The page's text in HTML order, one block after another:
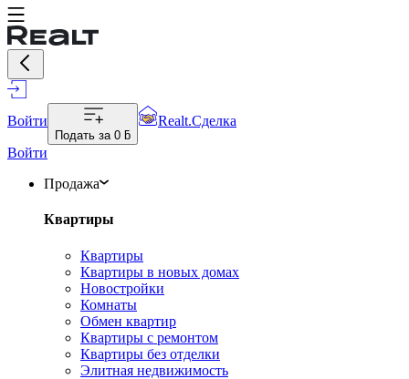
Войти
Подать за 0 ƃ
Realt.Сделка
Войти
Продажа
Квартиры
Квартиры
Квартиры в новых домах
Новостройки
Комнаты
Обмен квартир
Квартиры с ремонтом
Квартиры без отделки
Элитная недвижимость